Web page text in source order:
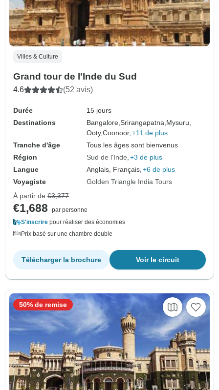
Villes & Culture
Grand tour de l'Inde du Sud
4.6 (52 avis)
Durée
15 jours
Destinations
Bangalore,Srirangapatna, Mysuru,
Ooty,Coonoor, +11 de plus
Tranche d'âge
Tous les âges sont bienvenus
Région
Sud de l'Inde +3 de plus
Langue
Anglais, Français, +6 de plus
Voyagiste
Golden Triangle India Tours
À partir de €3,377
€1,688
par personne
S'inscrire pour réaliser des économies
Prix basé sur une chambre double
Voir le circuit
Télécharger la brochure
50% de remise